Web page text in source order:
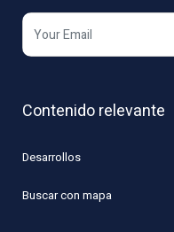
Contenido relevante
Desarrollos
Buscar con mapa